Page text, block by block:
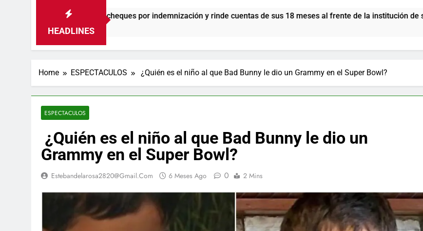
HEADLINES
entrega de cheques por indemnización y rinde cuentas de sus 18 meses al frente de la institución de servicios y
Home ESPECTACULOS ¿Quién es el niño al que Bad Bunny le dio un Grammy en el Super Bowl?
ESPECTACULOS
¿Quién es el niño al que Bad Bunny le dio un
Grammy en el Super Bowl?
Estebandelarosa2820@gmail.com 6 Meses Ago 0 2 Mins